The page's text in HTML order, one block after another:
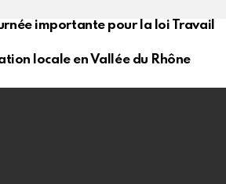
importante pour la loi Travail
locale en Vallée du Rhône